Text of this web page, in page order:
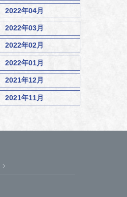
2022年04月
2022年03月
2022年02月
2022年01月
2021年12月
2021年11月